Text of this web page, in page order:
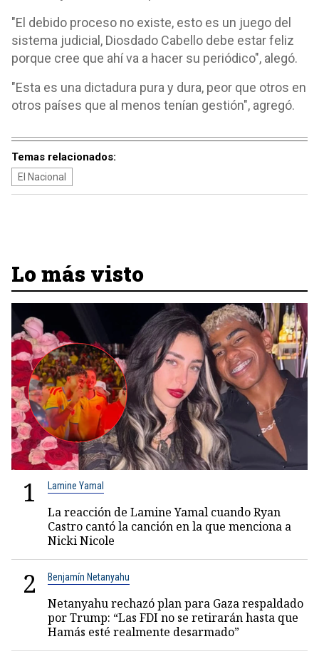
"El debido proceso no existe, esto es un juego del
sistema judicial, Diosdado Cabello debe estar feliz
porque cree que ahí va a hacer su periódico", alegó.
"Esta es una dictadura pura y dura, peor que otros en
otros países que al menos tenían gestión", agregó.
Temas relacionados:
El Nacional
Lo más visto
1 Lamine Yamal
La reacción de Lamine Yamal cuando Ryan
Castro cantó la canción en la que menciona a
Nicki Nicole
2 Benjamín Netanyahu
Netanyahu rechazó plan para Gaza respaldado
por Trump: “Las FDI no se retirarán hasta que
Hamás esté realmente desarmado”